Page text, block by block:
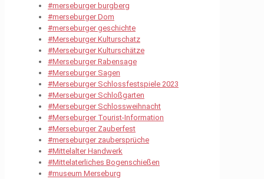
#merseburger burgberg
#merseburger Dom
#merseburger geschichte
#Merseburger Kulturschatz
#Merseburger Kulturschätze
#Merseburger Rabensage
#Merseburger Sagen
#Merseburger Schlossfestspiele 2023
#Merseburger Schloßgarten
#Merseburger Schlossweihnacht
#Merseburger Tourist-Information
#Merseburger Zauberfest
#merseburger zaubersprüche
#Mittelalter Handwerk
#Mittelaterliches Bogenschießen
#museum Merseburg